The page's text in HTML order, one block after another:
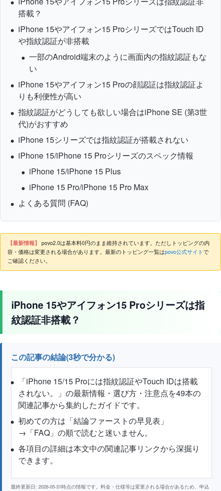
搭載？
iPhone 15やアイフォン15 ProシリーズではTouch ID
や指紋認証が非搭載
一部のAndroid端末のように画面内の指紋認証もな
い
iPhone 15やアイフォン15 Proの顔認証は指紋認証よ
りも利便性が高い
指紋認証がどうしても欲しい場合はiPhone SE (第3世
代)がおすすめ
iPhone 15シリーズでは指紋認証が搭載されない
iPhone 15/iPhone 15 Proシリーズのスペック情報
iPhone 15/iPhone 15 Plus
iPhone 15 Pro/iPhone 15 Pro Max
よくある質問 (FAQ)
【最新情報】 povo2.0は基本料0円のまま維持されています。ただしトッピングの内
容・価格は変更される場合があります。最新のトッピング一覧はpovo公式サイトで
ご確認ください。
iPhone 15やアイフォン15 Proシリーズは指
紋認証非搭載？
この記事の結論(3秒で分かる)
「iPhone 15/15 Proには指紋認証やTouch IDは搭載
されない。」の最新情報・選び方・注意点を49本の
関連記事から集約したガイドです。
初めての方は「結論ファーストの早見表」
→「FAQ」の順で読むと迷いません。
各項目の詳細は本文中の関連記事リンクから深掘り
できます。
最終更新日: 2026-05-31時点の情報です。料金・仕様等は変更される場合があるため、申込